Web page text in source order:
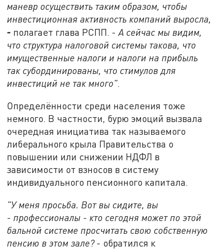
маневр осуществить таким образом, чтобы
инвестиционная активность компаний выросла,
- полагает глава РСПП. -А сейчас мы видим,
что структура налоговой системы такова, что
имущественные налоги и налоги на прибыль
так субординированы, что стимулов для
инвестиций не так много".
Определённости среди населения тоже
немного. В частности, бурю эмоций вызвала
очередная инициатива так называемого
либерального крыла Правительства о
повышении или снижении НДФЛ в
зависимости от взносов в систему
индивидуального пенсионного капитала.
"У меня просьба. Вот вы сидите, вы
- профессионалы - кто сегодня может по этой
бальной системе просчитать свою собственную
пенсию в этом зале?- обратился к